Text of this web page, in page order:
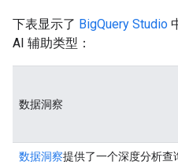
下表显示了 BigQuery Studio
AI 辅助类型：
数据洞察
数据洞察提供了一个深度分析查